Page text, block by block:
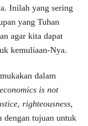
Inilah yang sering
yang Tuhan
agar kita dapat
kemuliaan-Nya.
dalam
is not
righteousness,
dengan tujuan untuk